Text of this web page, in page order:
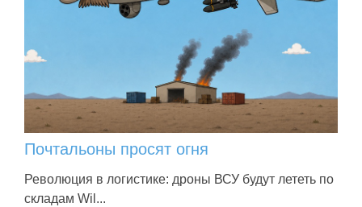
Почтальоны просят огня
Революция в логистике: дроны ВСУ будут лететь по
складам Wil...